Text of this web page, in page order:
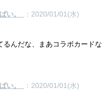
い。
：2020/01/01(水)
んだな、まあコラボカードな
い。
：2020/01/01(水)